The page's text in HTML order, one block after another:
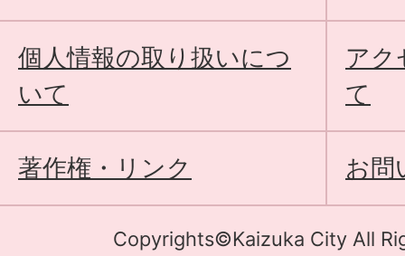
個人情報の取り扱いにつ
いて
アク
て
著作権・リンク お問
Copyrights©Kaizuka City All